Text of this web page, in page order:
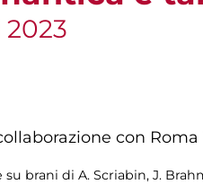
con
brani di A. Scriabin, J.